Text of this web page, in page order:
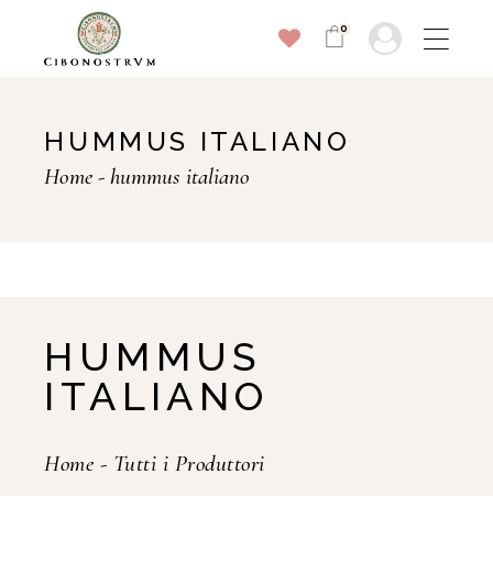
0
HUMMUS ITALIANO
Home hummus italiano
HUMMUS
ITALIANO
Home - Tutti i Produttori